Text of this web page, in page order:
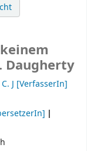
Daugherty
J [VerfasserIn]